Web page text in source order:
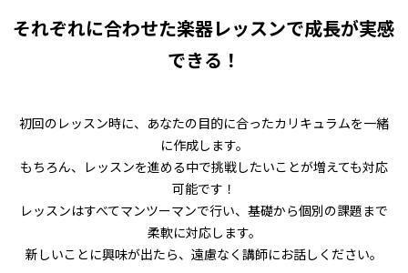
それぞれに合わせた楽器レッスンで成長が実感
できる！
初回のレッスン時に、あなたの目的に合ったカリキュラムを一緒
に作成します。
もちろん、レッスンを進める中で挑戦したいことが増えても対応
可能です！
レッスンはすべてマンツーマンで行い、基礎から個別の課題まで
柔軟に対応します。
新しいことに興味が出たら、遠慮なく講師にお話しください。